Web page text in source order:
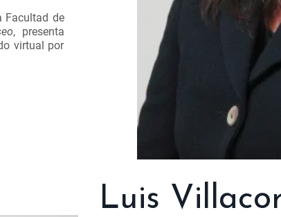
Facultad de
, presenta
virtual por
Luis